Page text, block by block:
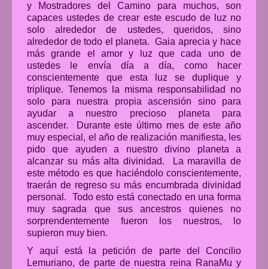
y Mostradores del Camino para muchos, son
capaces ustedes de crear este escudo de luz no
solo alrededor de ustedes, queridos, sino
alrededor de todo el planeta. Gaia aprecia y hace
más grande el amor y luz que cada uno de
ustedes le envía día a día, como hacer
conscientemente que esta luz se duplique y
triplique. Tenemos la misma responsabilidad no
solo para nuestra propia ascensión sino para
ayudar a nuestro precioso planeta para
ascender. Durante este último mes de este año
muy especial, el año de realización manifiesta, les
pido que ayuden a nuestro divino planeta a
alcanzar su más alta divinidad. La maravilla de
este método es que haciéndolo conscientemente,
traerán de regreso su más encumbrada divinidad
personal. Todo esto está conectado en una forma
muy sagrada que sus ancestros quienes no
sorprendentemente fueron los nuestros, lo
supieron muy bien.
Y aquí está la petición de parte del Concilio
Lemuriano, de parte de nuestra reina RanaMu y